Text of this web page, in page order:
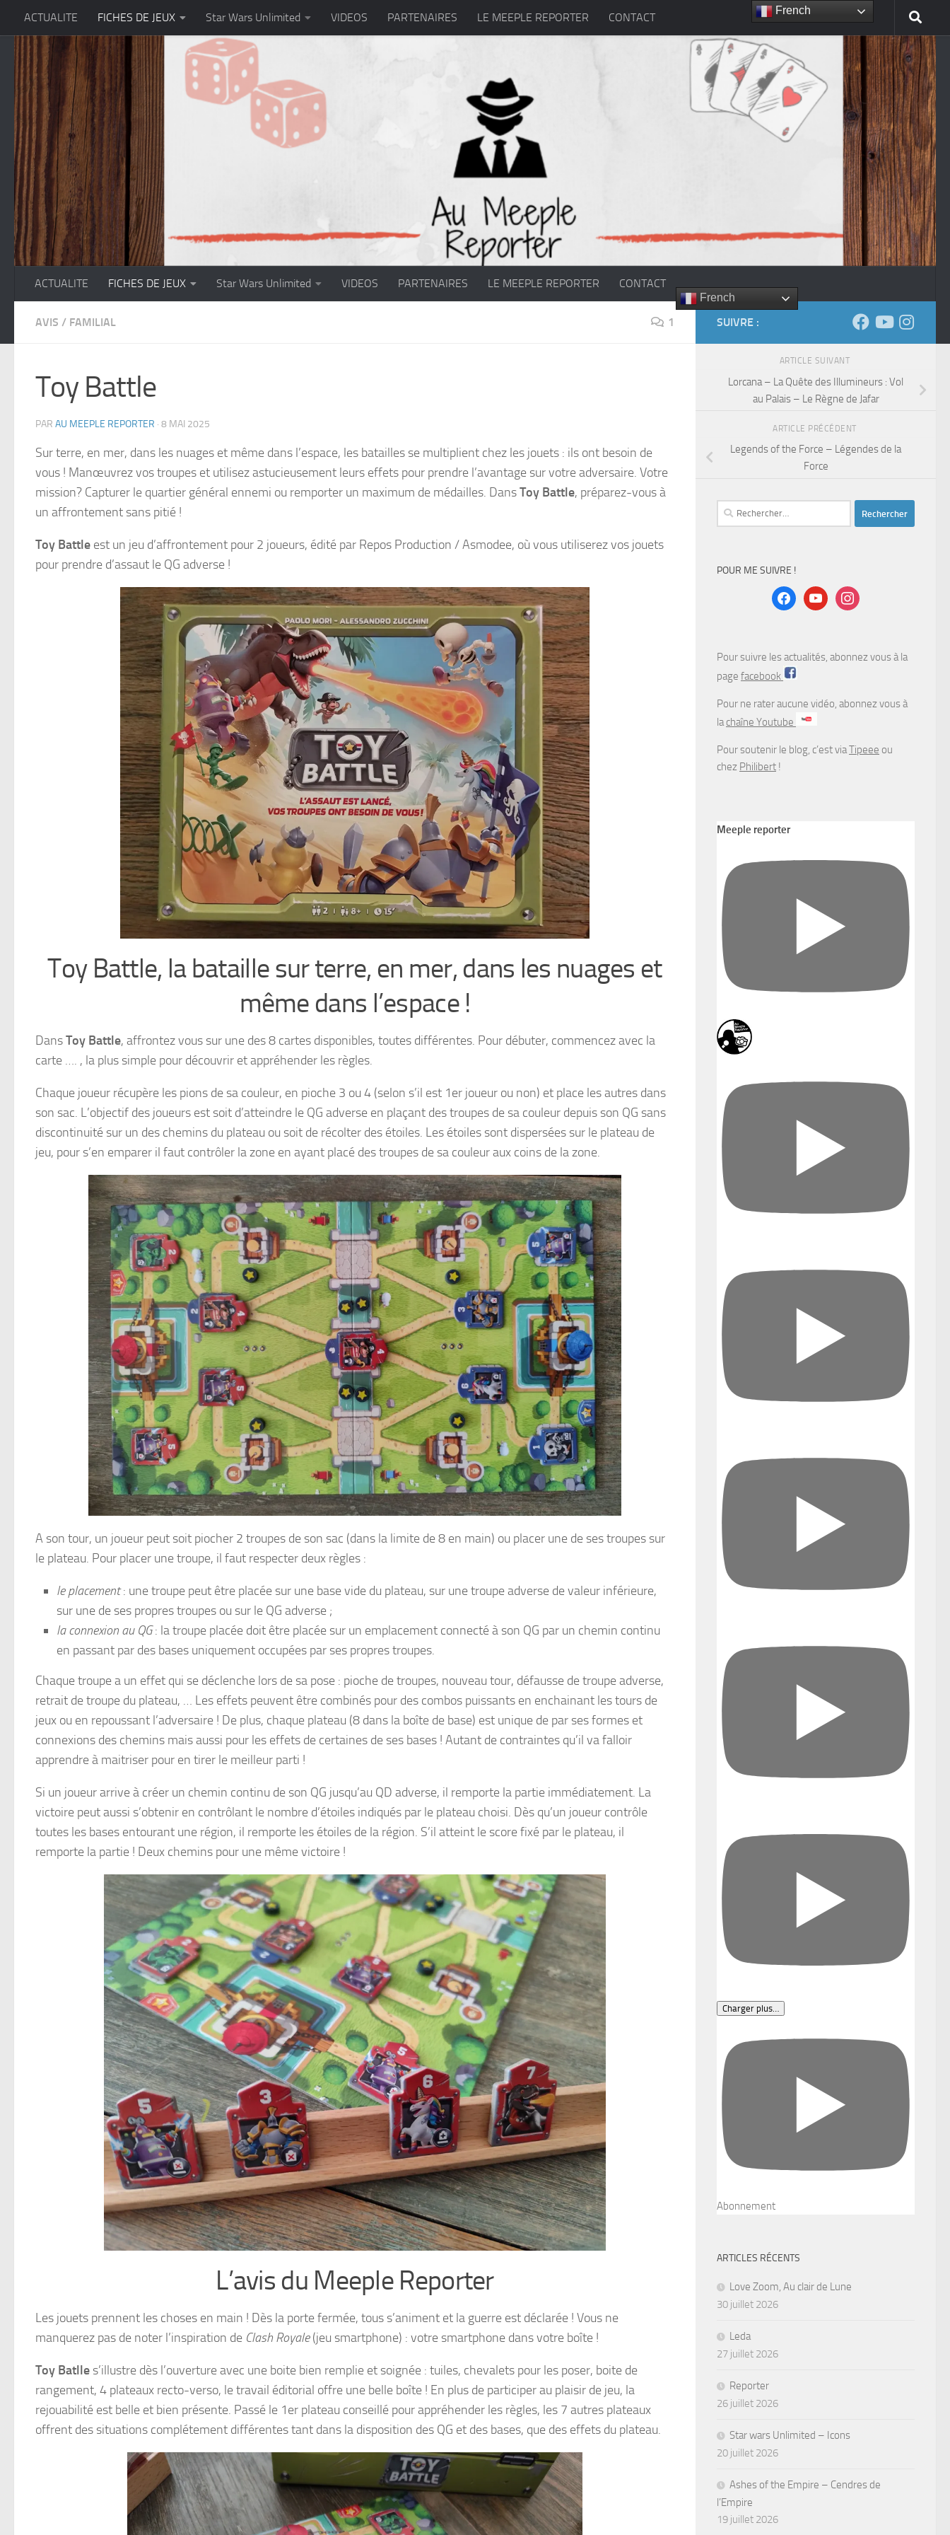
Skip to content
ACTUALITE FICHES DE JEUX Star Wars Unlimited VIDEOS PARTENAIRES LE MEEPLE REPORTER CONTACT
ACTUALITE FICHES DE JEUX Star Wars Unlimited VIDEOS PARTENAIRES LE MEEPLE REPORTER CONTACT
French
AVIS / FAMILIAL 1
Toy Battle
PAR AU MEEPLE REPORTER · 8 MAI 2025
Sur terre, en mer, dans les nuages et même dans l’espace, les batailles se multiplient chez les jouets : ils ont besoin de
vous ! Manœuvrez vos troupes et utilisez astucieusement leurs effets pour prendre l’avantage sur votre adversaire. Votre
mission? Capturer le quartier général ennemi ou remporter un maximum de médailles. DansToy Battle, préparez-vous à
un affrontement sans pitié !
Toy Battle est un jeu d’affrontement pour 2 joueurs, édité par Repos Production / Asmodee, où vous utiliserez vos jouets
pour prendre d’assaut le QG adverse !
Toy Battle, la bataille sur terre, en mer, dans les nuages et
même dans l’espace !
DansToy Battle, affrontez vous sur une des 8 cartes disponibles, toutes différentes. Pour débuter, commencez avec la
carte …. , la plus simple pour découvrir et appréhender les règles.
Chaque joueur récupère les pions de sa couleur, en pioche 3 ou 4 (selon s’il est 1er joueur ou non) et place les autres dans
son sac. L’objectif des joueurs est soit d’atteindre le QG adverse en plaçant des troupes de sa couleur depuis son QG sans
discontinuité sur un des chemins du plateau ou soit de récolter des étoiles. Les étoiles sont dispersées sur le plateau de
jeu, pour s’en emparer il faut contrôler la zone en ayant placé des troupes de sa couleur aux coins de la zone.
A son tour, un joueur peut soit piocher 2 troupes de son sac (dans la limite de 8 en main) ou placer une de ses troupes sur
le plateau. Pour placer une troupe, il faut respecter deux règles :
le placement: une troupe peut être placée sur une base vide du plateau, sur une troupe adverse de valeur inférieure,
sur une de ses propres troupes ou sur le QG adverse ;
la connexion au QG: la troupe placée doit être placée sur un emplacement connecté à son QG par un chemin continu
en passant par des bases uniquement occupées par ses propres troupes.
Chaque troupe a un effet qui se déclenche lors de sa pose : pioche de troupes, nouveau tour, défausse de troupe adverse,
retrait de troupe du plateau, … Les effets peuvent être combinés pour des combos puissants en enchainant les tours de
jeux ou en repoussant l’adversaire ! De plus, chaque plateau (8 dans la boîte de base) est unique de par ses formes et
connexions des chemins mais aussi pour les effets de certaines de ses bases ! Autant de contraintes qu’il va falloir
apprendre à maitriser pour en tirer le meilleur parti !
Si un joueur arrive à créer un chemin continu de son QG jusqu’au QD adverse, il remporte la partie immédiatement. La
victoire peut aussi s’obtenir en contrôlant le nombre d’étoiles indiqués par le plateau choisi. Dès qu’un joueur contrôle
toutes les bases entourant une région, il remporte les étoiles de la région. S’il atteint le score fixé par le plateau, il
remporte la partie ! Deux chemins pour une même victoire !
L’avis du Meeple Reporter
Les jouets prennent les choses en main ! Dès la porte fermée, tous s’animent et la guerre est déclarée ! Vous ne
manquerez pas de noter l’inspiration de Clash Royale(jeu smartphone) : votre smartphone dans votre boîte !
Toy Batlle s’illustre dès l’ouverture avec une boite bien remplie et soignée : tuiles, chevalets pour les poser, boite de
rangement, 4 plateaux recto-verso, le travail éditorial offre une belle boîte ! En plus de participer au plaisir de jeu, la
rejouabilité est belle et bien présente. Passé le 1er plateau conseillé pour appréhender les règles, les 7 autres plateaux
offrent des situations complétement différentes tant dans la disposition des QG et des bases, que des effets du plateau.
SUIVRE :
ARTICLE SUIVANT
Lorcana – La Quête des Illumineurs : Vol
au Palais – Le Règne de Jafar
ARTICLE PRÉCÉDENT
Legends of the Force – Légendes de la
Force
Rechercher :
POUR ME SUIVRE !
facebookyoutubeinstagram
Pour suivre les actualités, abonnez vous à la
page facebook
Pour ne rater aucune vidéo, abonnez vous à
lachaîne Youtube
Pour soutenir le blog, c’est viaTipeee ou
chez Philibert !
Meeple reporter
Charger plus…
Abonnement
ARTICLES RÉCENTS
Love Zoom, Au clair de Lune
30 juillet 2026
Leda
27 juillet 2026
Reporter
26 juillet 2026
Star wars Unlimited – Icons
20 juillet 2026
Ashes of the Empire – Cendres de
l’Empire
19 juillet 2026
French